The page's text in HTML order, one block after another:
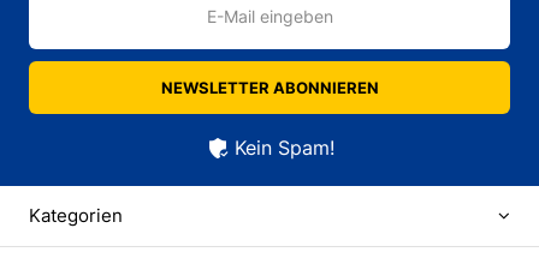
E-Mail eingeben
NEWSLETTER ABONNIEREN
Kein Spam!
Kategorien